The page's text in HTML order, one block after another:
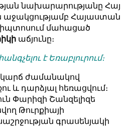
նախարարությանը Հայ
աջակցությամբ Հայաստան
մահացած
աճյունը։
է Եռաբլուրում։
կարճ ժամանակով
և դարձյալ հեռացվում։
Փարիզի Շանզելիզե
Թուրքիայի
գրասենյակի